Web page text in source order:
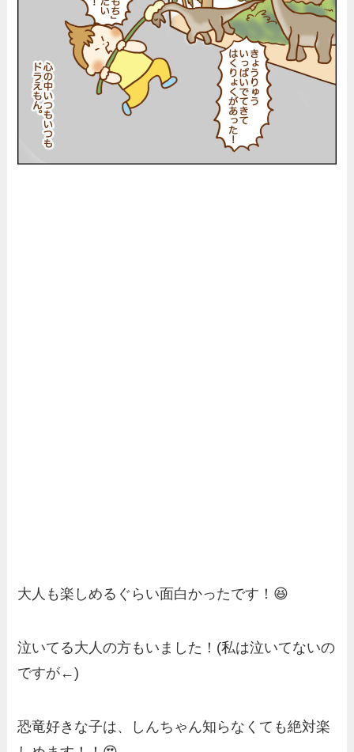
大人も楽しめるぐらい面白かったです！😆
泣いてる大人の方もいました！(私は泣いてないの
ですが←)
恐竜好きな子は、しんちゃん知らなくても絶対楽